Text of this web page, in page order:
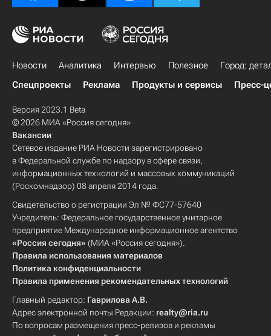
Новости Аналитика Интервью Полезное
Город:
Спецпроекты
Реклама Продукты и сервисы Пресс-
Версия 2023.1 Beta
© 2026 МИА «Россия сегодня»
Вакансии
Сетевое издание РИА Новости зарегистрировано
в Федеральной службе по надзору в сфере связи,
информационных технологий и массовых коммуникаций
(Роскомнадзор) 08 апреля 2014 года.
Свидетельство о регистрации Эл № ФС77-57640
Учредитель: Федеральное государственное унитарное
предприятие Международное информационное агентство
«Россия сегодня» (МИА «Россия сегодня»).
Правила использования материалов
Политика конфиденциальности
Правила применения рекомендательных технологий
Главный редактор: Гаврилова А.В.
Адрес электронной почты Редакции: realty@ria.ru
По вопросам размещения пресс-релизов и рекламы